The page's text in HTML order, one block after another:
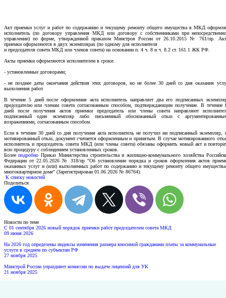
Акт приемки услуг и работ по содержанию и текущему ремонту общего имущества в МКД
исполнитель (по договору управления МКД или договору с собственниками при
управлении) по форме, утвержденной приказом Минстроя России от 26.10.2015 № 761/пр.
приемки оформляются в двух экземплярах (по одному для исполнителя
и председателя совета МКД или членов совета) на основании п. 4 ч. 8 и ч. 8.2 ст. 161.1 ЖК РФ.
Акты приемки оформляются исполнителем в сроки:
- установленные договорами;
- не позднее даты окончания действия этих договоров, но не более 30 дней со дня оказания
выполнения работ.
В течение 5 дней после оформления акта исполнитель направляет два его подписанных
председателю или членам совета согласованным способом, подтверждающим получение. В течение
дней после получения актов приемки председатель или члены совета направляют
подписанный один экземпляр либо письменный обоснованный отказ с
возражениями, согласованным способом.
Если в течение 30 дней со дня получения акта исполнитель не получил ни подписанный экземпляр,
мотивированный отказ, документ считается оформленным и принятым. В случае мотивированного
исполнитель и председатель совета МКД (или члены совета) обязаны оформить новый акт и
всю процедуру с соблюдением установленных сроков.
Болееподробно Приказ Министерства строительства и жилищно-коммунального хозяйства
Федерации от 22.05.2026 № 318/пр "Об установлении порядка и сроков оформления актов
оказанных услуг и (или) выполненных работ по содержанию и текущему ремонту общего
многоквартирном доме" (Зарегистрирован 01.06.2026 № 86764).
К списку новостей
Поделиться
Новости по теме
С 01 сентября 2026 новый порядок приемки работ председателем совета МКД
09 июня 2026
На 2026 год определены индексы изменения размера вносимой гражданами платы за коммунальные
услуги в среднем по субъектам РФ
27 ноября 2025
Минстрой России упраздняет комиссии по выдаче лицензий для УК
21 ноября 2025